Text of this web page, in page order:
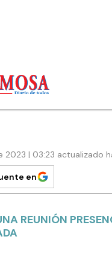
2023 | 03:23 actualizado
en
REUNIÓN